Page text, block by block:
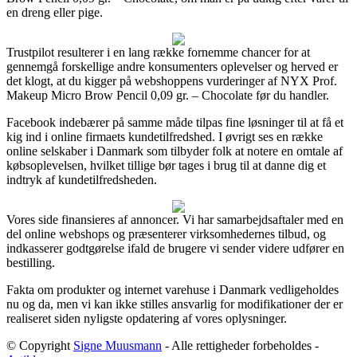
en dreng eller pige.
Trustpilot resulterer i en lang række fornemme chancer for at
gennemgå forskellige andre konsumenters oplevelser og herved er
det klogt, at du kigger på webshoppens vurderinger af NYX Prof.
Makeup Micro Brow Pencil 0,09 gr. – Chocolate før du handler.
Facebook indebærer på samme måde tilpas fine løsninger til at få et
kig ind i online firmaets kundetilfredshed. I øvrigt ses en række
online selskaber i Danmark som tilbyder folk at notere en omtale af
købsoplevelsen, hvilket tillige bør tages i brug til at danne dig et
indtryk af kundetilfredsheden.
Vores side finansieres af annoncer. Vi har samarbejdsaftaler med en
del online webshops og præsenterer virksomhedernes tilbud, og
indkasserer godtgørelse ifald de brugere vi sender videre udfører en
bestilling.
Fakta om produkter og internet varehuse i Danmark vedligeholdes
nu og da, men vi kan ikke stilles ansvarlig for modifikationer der er
realiseret siden nyligste opdatering af vores oplysninger.
© Copyright Signe Muusmann - Alle rettigheder forbeholdes -